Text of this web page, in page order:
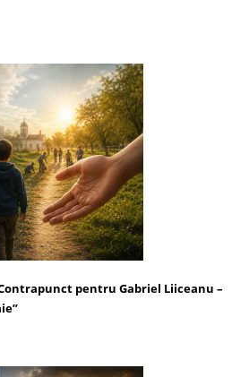
Contrapunct pentru Gabriel Liiceanu –